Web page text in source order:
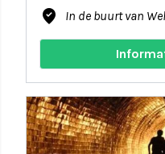
where_to_vote In de buurt van